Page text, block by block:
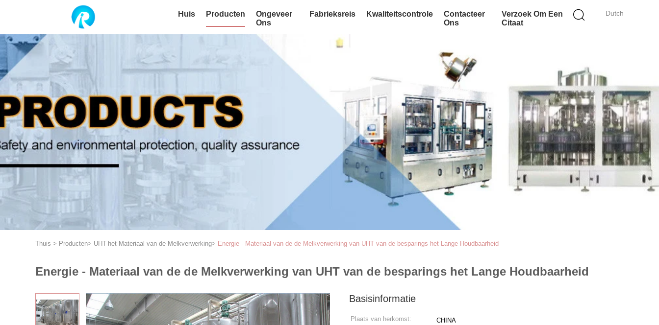
Dutch
Huis Producten
Ongeveer
Ons
Fabrieksreis Kwaliteitscontrole
Contacteer
Ons
Verzoek Om Een
Citaat
Thuis > Producten> UHT-het Materiaal van de Melkverwerking> Energie - Materiaal van de de Melkverwerking van UHT van de besparings het Lange Houdbaarheid
Energie - Materiaal van de de Melkverwerking van UHT van de besparings het Lange Houdbaarheid
Basisinformatie
Plaats van herkomst: CHINA